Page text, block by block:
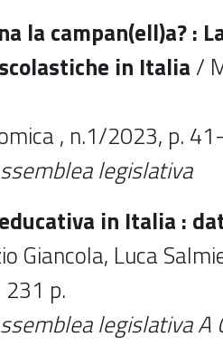
la campan(ell)a? :
in Italia /
, n.1/2023, p.
legislativa
in Italia :
Giancola, Luca
p.
legislativa A